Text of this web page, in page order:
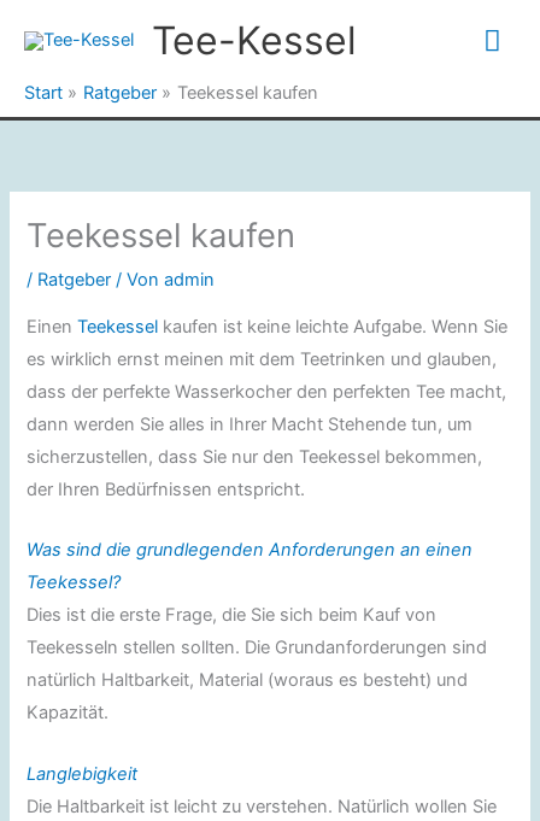
Inhalt
Tee-Kessel
Start Ratgeber Teekessel kaufen
Teekessel kaufen
/ Ratgeber / Vonadmin
EinenTeekessel kaufen ist keine leichte Aufgabe. Wenn Sie
es wirklich ernst meinen mit dem Teetrinken und glauben,
dass der perfekte Wasserkocher den perfekten Tee macht,
dann werden Sie alles in Ihrer Macht Stehende tun, um
sicherzustellen, dass Sie nur den Teekessel bekommen,
der Ihren Bedürfnissen entspricht.
Was sind die grundlegenden Anforderungen an einen
Teekessel?
Dies ist die erste Frage, die Sie sich beim Kauf von
Teekesseln stellen sollten. Die Grundanforderungen sind
natürlich Haltbarkeit, Material (woraus es besteht) und
Kapazität.
Langlebigkeit
Die Haltbarkeit ist leicht zu verstehen. Natürlich wollen Sie